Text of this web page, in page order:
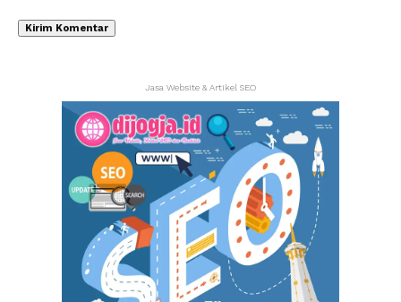
Jasa Website & Artikel SEO